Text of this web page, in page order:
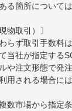
る箇所について
物取引）〕
らず取引手数料
当社が指定する
や注文形態で発
用される場合に
数市場から指定